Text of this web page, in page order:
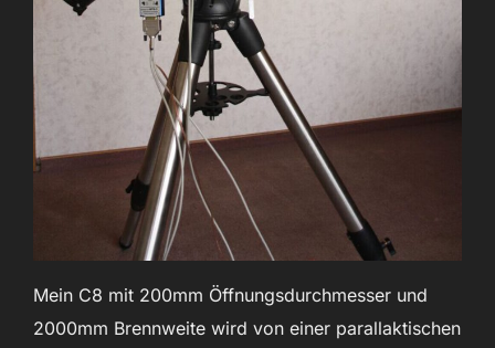
Mein C8 mit 200mm Öffnungsdurchmesser und
2000mm Brennweite wird von einer parallaktischen